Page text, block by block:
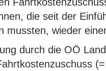
die seit der
mussten, wieder
durch die OÖ